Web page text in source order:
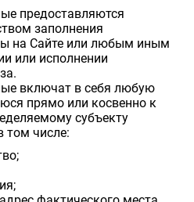
предоставляются
заполнения
на Сайте или любым иным
или исполнении
включат в себя любую
прямо или косвенно к
субъекту
том числе: